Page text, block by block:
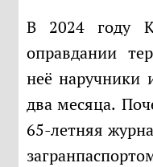
В 2024 году Кеворкову обвиняют в
оправдании
неё
два месяца.
65-летняя